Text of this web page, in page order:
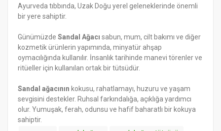
Ayurveda tıbbında, Uzak Doğu yerel geleneklerinde önemli
bir yere sahiptir.
Günümüzde Sandal Ağacı sabun, mum, cilt bakımı ve diğer
kozmetik ürünlerin yapımında, minyatür ahşap
oymacılığında kullanılır. İnsanlık tarihinde manevi törenler ve
ritüeller için kullanılan ortak bir tütsüdür.
Sandal ağacının kokusu, rahatlamayı, huzuru ve yaşam
sevgisini destekler. Ruhsal farkındalığa, açıklığa yardımcı
olur. Yumuşak, ferah, odunsu ve hafif baharatlı bir kokuya
sahiptir.